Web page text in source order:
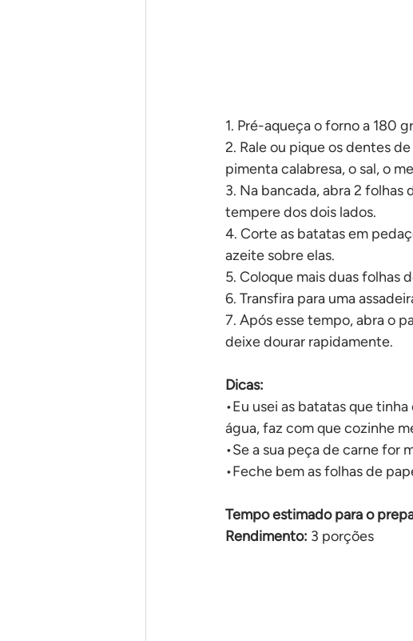
1. Pré-aqueça o forno a 180
2. Rale ou pique os dentes
pimenta calabresa, o sal, o
3. Na bancada, abra 2 folhas
tempere dos dois lados.
4. Corte as batatas em
azeite sobre elas.
5. Coloque mais duas folhas
6. Transfira para uma
7. Após esse tempo, abra o
deixe dourar rapidamente.
Dicas:
•Eu usei as batatas que
água, faz com que cozinhe
•Se a sua peça de carne for
•Feche bem as folhas de
Tempo estimado para o
Rendimento: 3 porções